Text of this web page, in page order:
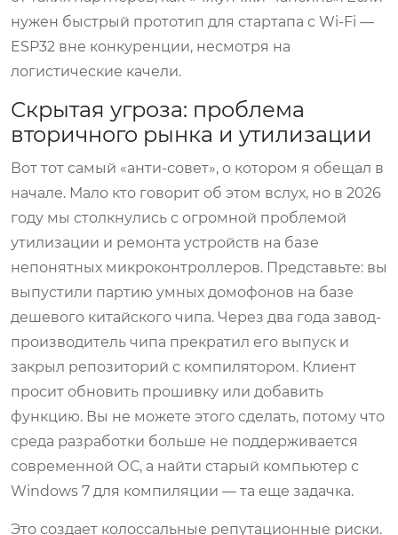
нужен быстрый прототип для стартапа с Wi-Fi —
ESP32 вне конкуренции, несмотря на
логистические качели.
Скрытая угроза: проблема
вторичного рынка и утилизации
Вот тот самый «анти-совет», о котором я обещал в
начале. Мало кто говорит об этом вслух, но в 2026
году мы столкнулись с огромной проблемой
утилизации и ремонта устройств на базе
непонятных микроконтроллеров. Представьте: вы
выпустили партию умных домофонов на базе
дешевого китайского чипа. Через два года завод-
производитель чипа прекратил его выпуск и
закрыл репозиторий с компилятором. Клиент
просит обновить прошивку или добавить
функцию. Вы не можете этого сделать, потому что
среда разработки больше не поддерживается
современной ОС, а найти старый компьютер с
Windows 7 для компиляции — та еще задачка.
Это создает колоссальные репутационные риски.